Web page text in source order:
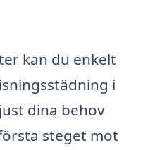
kan du enkelt
i
dina behov
steget mot